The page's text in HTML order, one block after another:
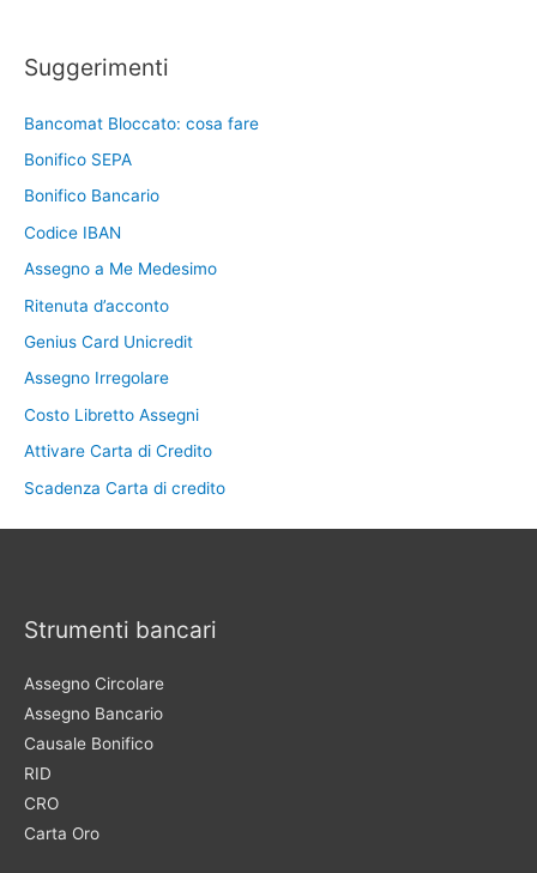
Suggerimenti
Bancomat Bloccato: cosa fare
Bonifico SEPA
Bonifico Bancario
Codice IBAN
Assegno a Me Medesimo
Ritenuta d’acconto
Genius Card Unicredit
Assegno Irregolare
Costo Libretto Assegni
Attivare Carta di Credito
Scadenza Carta di credito
Strumenti bancari
Assegno Circolare
Assegno Bancario
Causale Bonifico
RID
CRO
Carta Oro